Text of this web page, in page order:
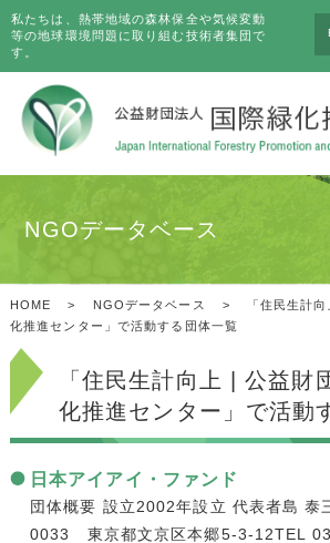
私たちは、熱帯地域の森林保全や気候変動
等の地球環境問題に取り組む技術者集団で
す。
NGOデータベース
HOME > NGOデータベース >
「住民生計
化推進センター」で活動する団体一覧
「住民生計向上 | 公益財
化推進センター」で活動
日本アイアイ・ファンド
団体概要 設立2002年設立 代表者島 泰
0033 東京都文京区本郷5-3-12TEL